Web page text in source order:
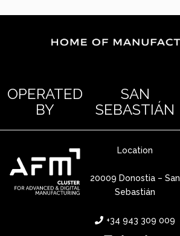
OPERATED
BY
SAN
SEBASTIÁN
Location
20009 Donostia – San
Sebastián
+34 943 309 009